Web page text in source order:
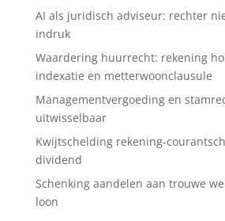
AI als juridisch adviseur: rechter
indruk
Waardering huurrecht: rekening
indexatie en metterwoonclausule
Managementvergoeding en
uitwisselbaar
Kwijtschelding rekening-
dividend
Schenking aandelen aan trouwe
loon